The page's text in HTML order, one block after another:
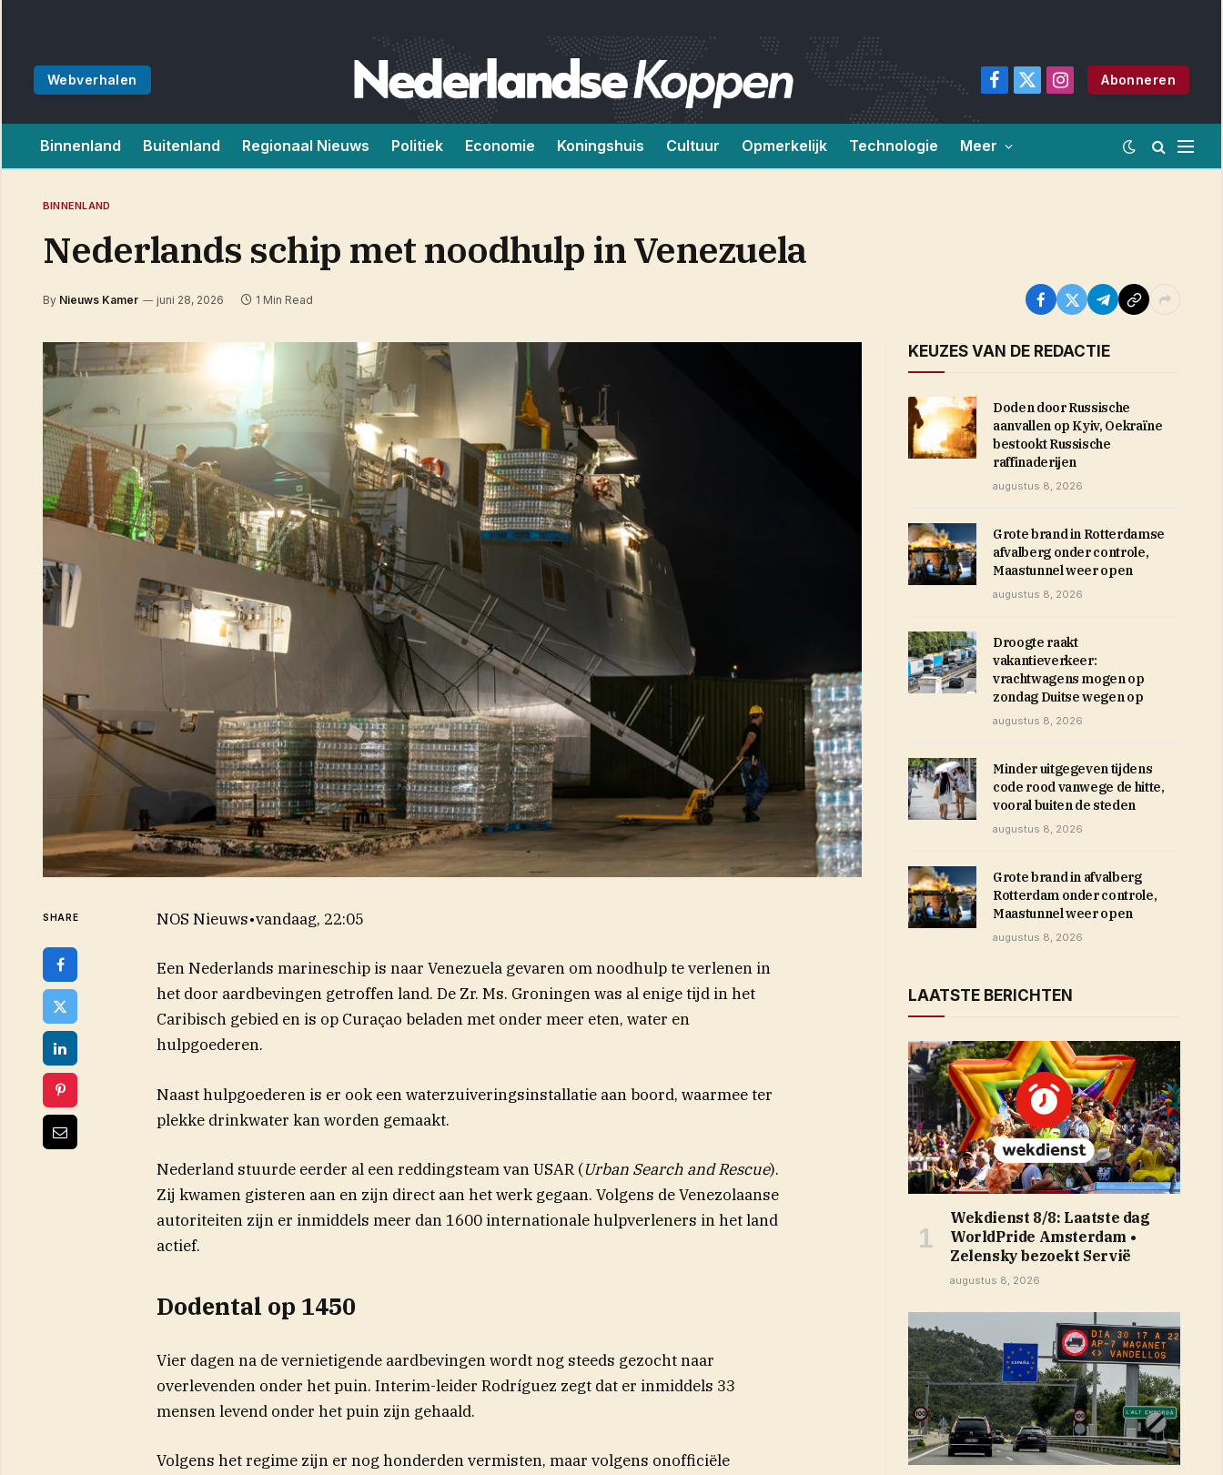
Webverhalen
Facebook
X
Instagram
Abonneren
Binnenland Buitenland Regionaal Nieuws Politiek Economie Koningshuis Cultuur Opmerkelijk Technologie Meer
BINNENLAND
Nederlands schip met noodhulp in Venezuela
By Nieuws Kamer juni 28, 2026 1 Min Read
SHARE NOS Nieuws•vandaag, 22:05
Een Nederlands marineschip is naar Venezuela gevaren om noodhulp te verlenen in
het door aardbevingen getroffen land. De Zr. Ms. Groningen was al enige tijd in het
Caribisch gebied en is op Curaçao beladen met onder meer eten, water en
hulpgoederen.
Naast hulpgoederen is er ook een waterzuiveringsinstallatie aan boord, waarmee ter
plekke drinkwater kan worden gemaakt.
Nederland stuurde eerder al een reddingsteam van USAR (Urban Search and Rescue).
Zij kwamen gisteren aan en zijn direct aan het werk gegaan. Volgens de Venezolaanse
autoriteiten zijn er inmiddels meer dan 1600 internationale hulpverleners in het land
actief.
Dodental op 1450
Vier dagen na de vernietigende aardbevingen wordt nog steeds gezocht naar
overlevenden onder het puin. Interim-leider Rodríguez zegt dat er inmiddels 33
mensen levend onder het puin zijn gehaald.
Volgens het regime zijn er nog honderden vermisten, maar volgens onofficiële(opent in nieuw venster)
KEUZES VAN DE REDACTIE
Doden door Russische
aanvallen op Kyiv, Oekraïne
bestookt Russische
raffinaderijen
augustus 8, 2026
Grote brand in Rotterdamse
afvalberg onder controle,
Maastunnel weer open
augustus 8, 2026
Droogte raakt
vakantieverkeer:
vrachtwagens mogen op
zondag Duitse wegen op
augustus 8, 2026
Minder uitgegeven tijdens
code rood vanwege de hitte,
vooral buiten de steden
augustus 8, 2026
Grote brand in afvalberg
Rotterdam onder controle,
Maastunnel weer open
augustus 8, 2026
LAATSTE BERICHTEN
Wekdienst 8/8: Laatste dag
WorldPride Amsterdam •
Zelensky bezoekt Servië
augustus 8, 2026